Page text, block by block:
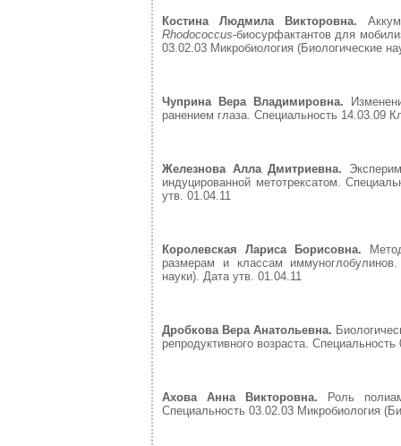
Костина Людмила Викторовна.
Rhodococcus-биосурфактантов для
03.02.03 Микробиология (Биологические
Чуприна Вера Владимировна.
ранением глаза. Специальность 14.03.09
Железнова Алла Дмитриевна.
индуцированной метотрексатом.
утв. 01.04.11
Королевская Лариса Борисовна.
размерам и классам
науки). Дата утв. 01.04.11
Дробкова Вера Анатольевна.
репродуктивного возраста.
Ахова Анна Викторовна.
Роль
Специальность 03.02.03 Микробиология